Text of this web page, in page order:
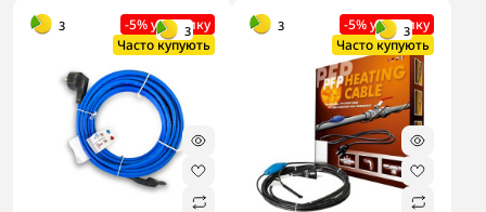
3
-5% у кошику
Часто купують
3 3
-5% у кошику
Часто купують
3